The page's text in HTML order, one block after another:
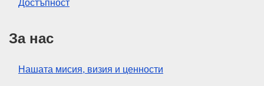
Достъпност
За нас
Нашата мисия, визия и ценности